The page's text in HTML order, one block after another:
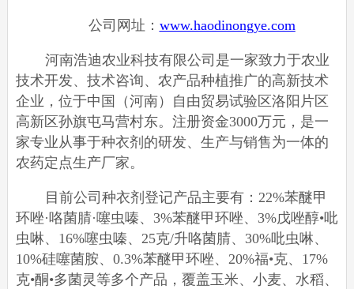
公司网址： www.haodinongye.com
河南浩迪农业科技有限公司是一家致力于农业
技术开发、技术咨询、农产品种植推广的高新技术
企业，位于中国（河南）自由贸易试验区洛阳片区
高新区孙旗屯马营村东。注册资金3000万元，是一
家专业从事于种衣剂的研发、生产与销售为一体的
农药定点生产厂家。
目前公司种衣剂登记产品主要有：22%苯醚甲
环唑·咯菌腈·噻虫嗪、 3%苯醚甲环唑、 3%戊唑醇•吡
虫啉、 16%噻虫嗪、 25克/升咯菌腈、 30%吡虫啉、
10%硅噻菌胺、 0.3%苯醚甲环唑、 20%福•克、 17%
克•酮•多菌灵等多个产品，覆盖玉米、小麦、水稻、